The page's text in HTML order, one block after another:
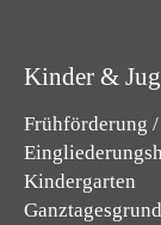
Kinder &
Frühförderung
Kindergarten